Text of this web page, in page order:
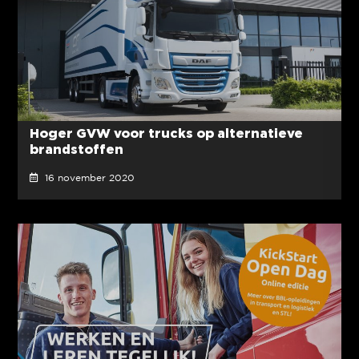
Hoger GVW voor trucks op alternatieve
brandstoffen
16 november 2020